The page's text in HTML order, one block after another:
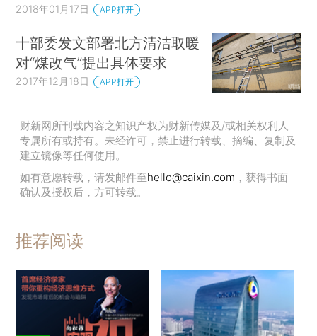
2018年01月17日 APP打开
十部委发文部署北方清洁取暖
对“煤改气”提出具体要求
2017年12月18日 APP打开
财新网所刊载内容之知识产权为财新传媒及/或相关权利人
专属所有或持有。未经许可，禁止进行转载、摘编、复制及
建立镜像等任何使用。
如有意愿转载，请发邮件至hello@caixin.com ，获得书面
确认及授权后，方可转载。
推荐阅读